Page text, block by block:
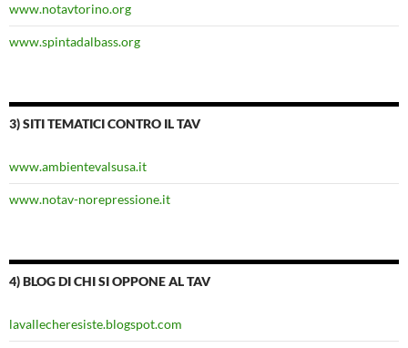
www.notavtorino.org
www.spintadalbass.org
3) SITI TEMATICI CONTRO IL TAV
www.ambientevalsusa.it
www.notav-norepressione.it
4) BLOG DI CHI SI OPPONE AL TAV
lavallecheresiste.blogspot.com